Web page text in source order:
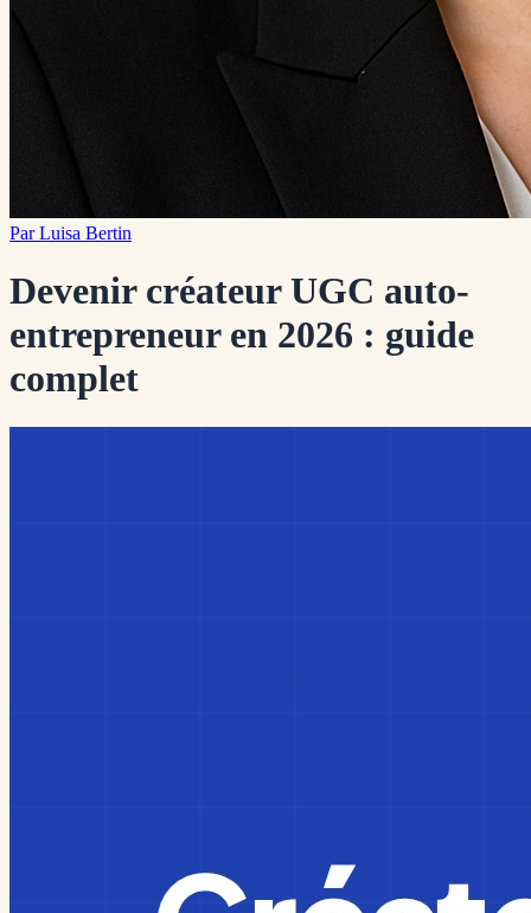
ParLuisa Bertin
Devenir créateur UGC auto-
entrepreneur en 2026 : guide
complet